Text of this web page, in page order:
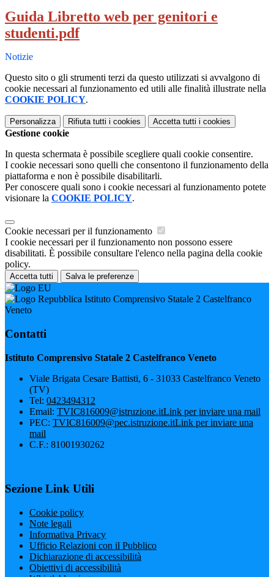
Guida Libretto web per genitori e
studenti.pdf
Notizie
Questo sito o gli strumenti terzi da questo utilizzati si avvalgono di
cookie necessari al funzionamento ed utili alle finalità illustrate nella
COOKIE POLICY.
Personalizza Rifiuta tutti i cookies Accetta tutti i cookies
Gestione cookie
In questa schermata è possibile scegliere quali cookie consentire.
I cookie necessari sono quelli che consentono il funzionamento della
piattaforma e non è possibile disabilitarli.
Per conoscere quali sono i cookie necessari al funzionamento potete
visionare la COOKIE POLICY.
Cookie necessari per il funzionamento
I cookie necessari per il funzionamento non possono essere
disabilitati. È possibile consultare l'elenco nella pagina della cookie
policy.
Accetta tutti Salva le preferenze
Istituto Comprensivo Statale 2 Castelfranco
Veneto
Contatti
Istituto Comprensivo Statale 2 Castelfranco Veneto
Viale Brigata Cesare Battisti, 6 - 31033 Castelfranco Veneto
(TV)
Tel: 0423494312
Email: TVIC816009@istruzione.itLink per inviare una mail
PEC: TVIC816009@pec.istruzione.itLink per inviare una
mail
C.F.: 81001930262
Sezione Link Utili
Cookie policy
Note legali
Informativa Privacy
Ufficio Relazioni con il Pubblico
Dichiarazione di accessibilità
Obiettivi di accessibilità